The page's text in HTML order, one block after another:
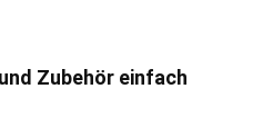
Zubehör einfach